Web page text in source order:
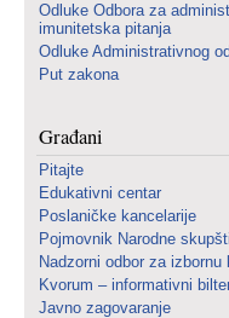
Odluke Odbora za
imunitetska pitanja
Odluke Administrativnog
Put zakona
Građani
Pitajte
Edukativni centar
Poslaničke kancelarije
Pojmovnik Narodne
Nadzorni odbor za izbornu
Kvorum – informativni
Javno zagovaranje